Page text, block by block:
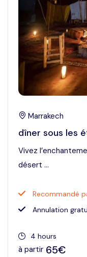
Marrakech
dîner sous les
Vivez
désert ...
Recommandé
Annulation
4 hours
à partir 65€